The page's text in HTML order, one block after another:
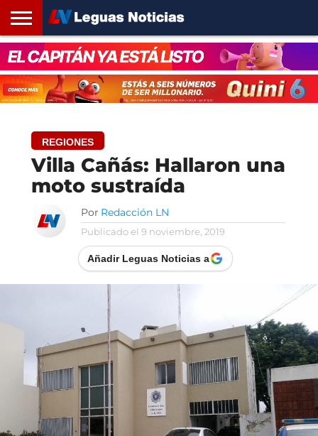
INICIO
SANTA
FE
ROSARIO24
REGIONES
ARGENTINA
OPINIÓN
CONTACTO
REGIONES
Villa Cañás: Hallaron una
moto sustraída
Por Redacción LN
Publicado el 9 noviembre, 2019
Añadir Leguas Noticias a